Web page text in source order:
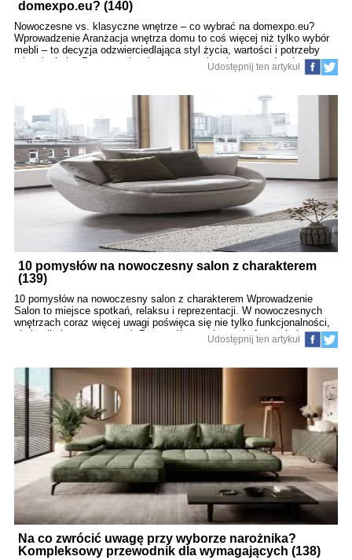
domexpo.eu? (140)
Nowoczesne vs. klasyczne wnętrze – co wybrać na domexpo.eu?
Wprowadzenie Aranżacja wnętrza domu to coś więcej niż tylko wybór
mebli – to decyzja odzwierciedlająca styl życia, wartości i potrzeby
mieszkańców. Przy urządzaniu przestrzeni stajemy przed wyborem
między nowoczesnością a klasyką. Nie chodzi wyłącznie o estetykę.
klimat domu. Na domexpo.eu oferujemy meble oraz usługi doradcze,
które pomagają świadomie zadecydować: czy postawić na minimalizm
i oszczędność form, czy na bogactwo detali i ponadczasową
elegancję. W tym artykule zestawiamy oba style, prezentując ich
charakterystyczne cechy, przykłady realizacji i praktyczne wskazówki,
które ułatwią wybór optymalnego rozwiązania. 1. Styl nowoczesny –
prosty, funkcjonalny, idealny na co dzień 1.
Udostępnij ten artykuł
10 pomysłów na nowoczesny salon z charakterem
(139)
10 pomysłów na nowoczesny salon z charakterem Wprowadzenie
Salon to miejsce spotkań, relaksu i reprezentacji. W nowoczesnych
wnętrzach coraz więcej uwagi poświęca się nie tylko funkcjonalności,
ale i unikalnemu wyrazowi. Przemyślane połączenie formy, koloru,
faktury i technologii pozwala na stworzenie przestrzeni spójnej,
stworzyć salon wyróżniający się charakterem i nowoczesnym
wyczuciem stylu. 1. Łączenie natury z designem – Wybór materiałów
takich jak dąb, orzech, piaskowiec i blok granitu wprowadzających
naturalny akcent. – Obicia mebli z tkanin o naturalnym splocie i
neutralnych odcieniach. – Dodanie żywych roślin, zarówno dużych
donic jak i subtelnych zielonych dodatków. – Konstrukcje mebli z
widocznymi detalami drewna, naturalnym
Udostępnij ten artykuł
Na co zwrócić uwagę przy wyborze narożnika?
Kompleksowy przewodnik dla wymagających (138)